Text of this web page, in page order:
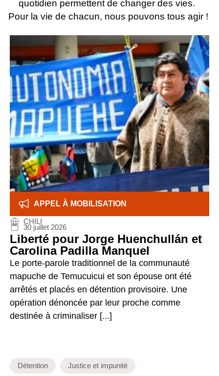
quotidien permettent de changer des vies.
Pour la vie de chacun, nous pouvons tous agir !
APPEL À MOBILISATION
CHILI
30 juillet 2026
Liberté pour Jorge Huenchullán et
Carolina Padilla Manquel
Le porte-parole traditionnel de la communauté
mapuche de Temucuicui et son épouse ont été
arrêtés et placés en détention provisoire. Une
opération dénoncée par leur proche comme
destinée à criminaliser [...]
Détention Justice et impunité